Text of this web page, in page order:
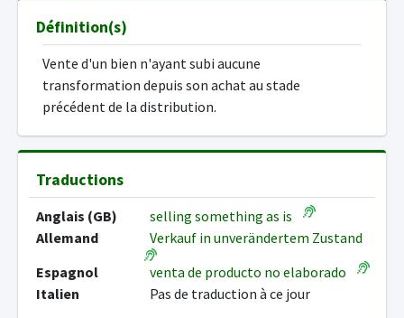
Définition(s)
Vente d'un bien n'ayant subi aucune
transformation depuis son achat au stade
précédent de la distribution.
Traductions
Anglais (GB)
selling something as is
Allemand
Verkauf in unverändertem Zustand
Espagnol
venta de producto no elaborado
Italien
Pas de traduction à ce jour